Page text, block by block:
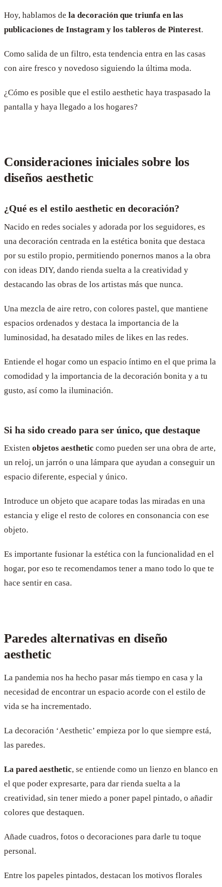
Hoy, hablamos de la decoración que triunfa en las
publicaciones de Instagram y los tableros de Pinterest.
Como salida de un filtro, esta tendencia entra en las casas
con aire fresco y novedoso siguiendo la última moda.
¿Cómo es posible que el estilo aesthetic haya traspasado la
pantalla y haya llegado a los hogares?
Consideraciones iniciales sobre los
diseños aesthetic
¿Qué es el estilo aesthetic en decoración?
Nacido en redes sociales y adorada por los seguidores, es
una decoración centrada en la estética bonita que destaca
por su estilo propio, permitiendo ponernos manos a la obra
con ideas DIY, dando rienda suelta a la creatividad y
destacando las obras de los artistas más que nunca.
Una mezcla de aire retro, con colores pastel, que mantiene
espacios ordenados y destaca la importancia de la
luminosidad, ha desatado miles de likes en las redes.
Entiende el hogar como un espacio íntimo en el que prima la
comodidad y la importancia de la decoración bonita y a tu
gusto, así como la iluminación.
Si ha sido creado para ser único, que destaque
Existen objetos aesthetic como pueden ser una obra de arte,
un reloj, un jarrón o una lámpara que ayudan a conseguir un
espacio diferente, especial y único.
Introduce un objeto que acapare todas las miradas en una
estancia y elige el resto de colores en consonancia con ese
objeto.
Es importante fusionar la estética con la funcionalidad en el
hogar, por eso te recomendamos tener a mano todo lo que te
hace sentir en casa.
Paredes alternativas en diseño
aesthetic
La pandemia nos ha hecho pasar más tiempo en casa y la
necesidad de encontrar un espacio acorde con el estilo de
vida se ha incrementado.
La decoración ‘Aesthetic’ empieza por lo que siempre está,
las paredes.
La pared aesthetic, se entiende como un lienzo en blanco en
el que poder expresarte, para dar rienda suelta a la
creatividad, sin tener miedo a poner papel pintado, o añadir
colores que destaquen.
Añade cuadros, fotos o decoraciones para darle tu toque
personal.
Entre los papeles pintados, destacan los motivos florales